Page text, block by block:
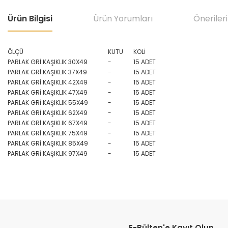
Ürün Bilgisi Ürün Yorumları
ÖLÇÜ KUTU
KOLİ
PARLAK GRİ KAŞIKLIK 30X49
-
15 ADET
PARLAK GRİ KAŞIKLIK 37X49
-
15 ADET
PARLAK GRİ KAŞIKLIK 42X49
-
15 ADET
PARLAK GRİ KAŞIKLIK 47X49
-
15 ADET
PARLAK GRİ KAŞIKLIK 55X49
-
15 ADET
PARLAK GRİ KAŞIKLIK 62X49
-
15 ADET
PARLAK GRİ KAŞIKLIK 67X49
-
15 ADET
PARLAK GRİ KAŞIKLIK 75X49
-
15 ADET
PARLAK GRİ KAŞIKLIK 85X49
-
15 ADET
PARLAK GRİ KAŞIKLIK 97X49
- 15 ADET